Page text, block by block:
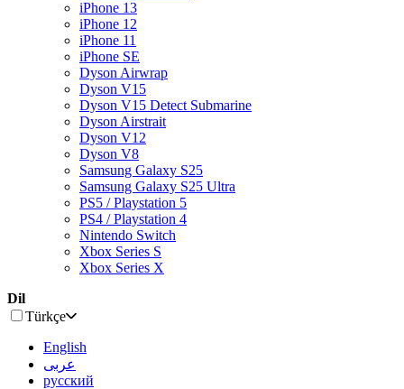
iPhone 13
iPhone 12
iPhone 11
iPhone SE
Dyson Airwrap
Dyson V15
Dyson V15 Detect Submarine
Dyson Airstrait
Dyson V12
Dyson V8
Samsung Galaxy S25
Samsung Galaxy S25 Ultra
PS5 / Playstation 5
PS4 / Playstation 4
Nintendo Switch
Xbox Series S
Xbox Series X
Dil
Türkçe
English
عربى
русский